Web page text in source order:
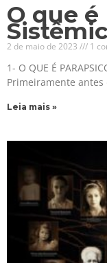
O que é
2 de maio de 2023 1
1- O QUE É
Primeiramente
Leia mais »